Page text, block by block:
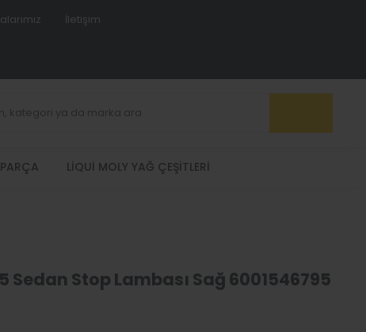
İletişim
LIQUI MOLY YAĞ ÇEŞITLERI
Stop Lambası Sağ 6001546795